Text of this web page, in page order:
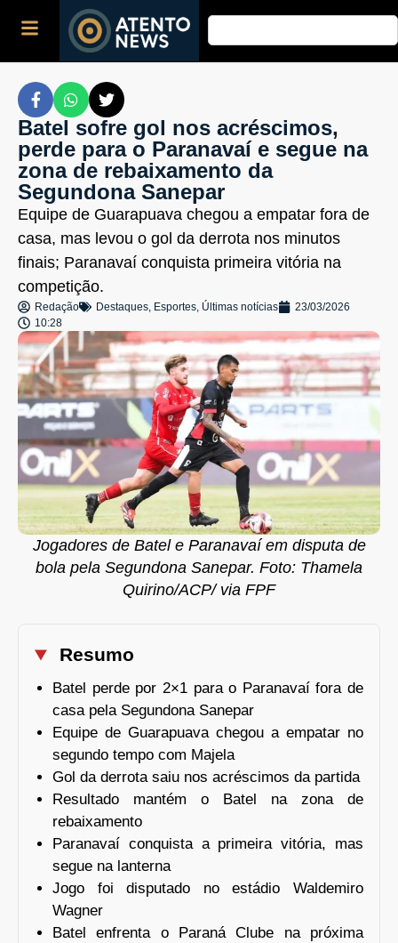
Batel sofre gol nos acréscimos,
perde para o Paranavaí e segue na
zona de rebaixamento da
Segundona Sanepar
Equipe de Guarapuava chegou a empatar fora de
casa, mas levou o gol da derrota nos minutos
finais; Paranavaí conquista primeira vitória na
competição.
Redação Destaques, Esportes, Últimas notícias
23/03/2026
10:28
Jogadores de Batel e Paranavaí em disputa de
bola pela Segundona Sanepar. Foto: Thamela
Quirino/ACP/ via FPF
Resumo
Batel perde por 2×1 para o Paranavaí fora de
casa pela Segundona Sanepar
Equipe de Guarapuava chegou a empatar no
segundo tempo com Majela
Gol da derrota saiu nos acréscimos da partida
Resultado mantém o Batel na zona de
rebaixamento
Paranavaí conquista a primeira vitória, mas
segue na lanterna
Jogo foi disputado no estádio Waldemiro
Wagner
Batel enfrenta o Paraná Clube na próxima